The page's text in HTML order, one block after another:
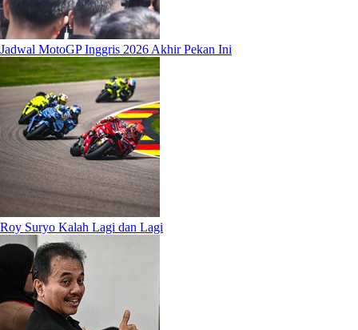
Jadwal MotoGP Inggris 2026 Akhir Pekan Ini
Roy Suryo Kalah Lagi dan Lagi